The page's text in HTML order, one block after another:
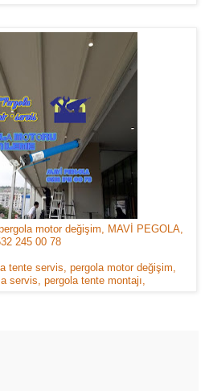
motor değişim, MAVİ PEGOLA,
245 00 78
tente servis, pergola motor değişim,
servis, pergola tente montajı,